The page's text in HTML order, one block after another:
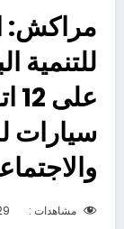
مراكش:
للتنمية
سيارات
مشاهدات :